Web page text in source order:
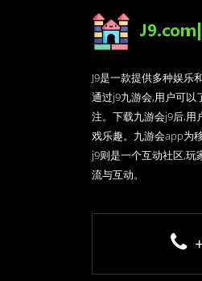
J9是一款提供多种娱乐
通过j9九游会,用户可以
注。下载九游会j9后,用
戏乐趣。九游会app为
j9则是一个互动社区,玩
流与互动。